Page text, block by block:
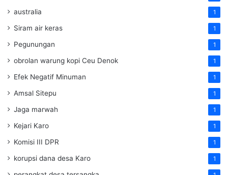
australia 1
Siram air keras 1
Pegunungan 1
obrolan warung kopi Ceu Denok 1
Efek Negatif Minuman 1
Amsal Sitepu 1
Jaga marwah 1
Kejari Karo 1
Komisi III DPR 1
korupsi dana desa Karo 1